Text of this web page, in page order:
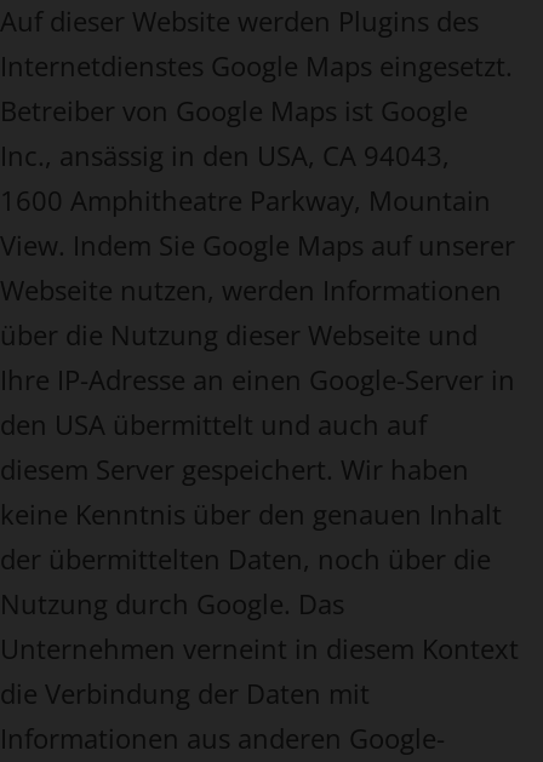
Auf dieser Website werden Plugins des
Internetdienstes Google Maps eingesetzt.
Betreiber von Google Maps ist Google
Inc., ansässig in den USA, CA 94043,
1600 Amphitheatre Parkway, Mountain
View. Indem Sie Google Maps auf unserer
Webseite nutzen, werden Informationen
über die Nutzung dieser Webseite und
Ihre IP-Adresse an einen Google-Server in
den USA übermittelt und auch auf
diesem Server gespeichert. Wir haben
keine Kenntnis über den genauen Inhalt
der übermittelten Daten, noch über die
Nutzung durch Google. Das
Unternehmen verneint in diesem Kontext
die Verbindung der Daten mit
Informationen aus anderen Google-